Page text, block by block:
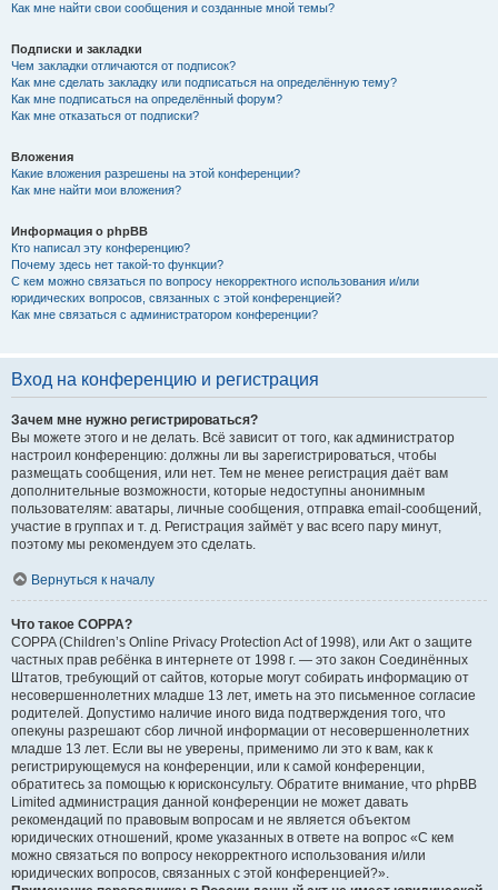
Как мне найти свои сообщения и созданные мной темы?
Подписки и закладки
Чем закладки отличаются от подписок?
Как мне сделать закладку или подписаться на определённую тему?
Как мне подписаться на определённый форум?
Как мне отказаться от подписки?
Вложения
Какие вложения разрешены на этой конференции?
Как мне найти мои вложения?
Информация о phpBB
Кто написал эту конференцию?
Почему здесь нет такой-то функции?
С кем можно связаться по вопросу некорректного использования и/или
юридических вопросов, связанных с этой конференцией?
Как мне связаться с администратором конференции?
Вход на конференцию и регистрация
Зачем мне нужно регистрироваться?
Вы можете этого и не делать. Всё зависит от того, как администратор
настроил конференцию: должны ли вы зарегистрироваться, чтобы
размещать сообщения, или нет. Тем не менее регистрация даёт вам
дополнительные возможности, которые недоступны анонимным
пользователям: аватары, личные сообщения, отправка email-сообщений,
участие в группах и т. д. Регистрация займёт у вас всего пару минут,
поэтому мы рекомендуем это сделать.
Вернуться к началу
Что такое COPPA?
COPPA (Children’s Online Privacy Protection Act of 1998), или Акт о защите
частных прав ребёнка в интернете от 1998 г. — это закон Соединённых
Штатов, требующий от сайтов, которые могут собирать информацию от
несовершеннолетних младше 13 лет, иметь на это письменное согласие
родителей. Допустимо наличие иного вида подтверждения того, что
опекуны разрешают сбор личной информации от несовершеннолетних
младше 13 лет. Если вы не уверены, применимо ли это к вам, как к
регистрирующемуся на конференции, или к самой конференции,
обратитесь за помощью к юрисконсульту. Обратите внимание, что phpBB
Limited администрация данной конференции не может давать
рекомендаций по правовым вопросам и не является объектом
юридических отношений, кроме указанных в ответе на вопрос «С кем
можно связаться по вопросу некорректного использования и/или
юридических вопросов, связанных с этой конференцией?».